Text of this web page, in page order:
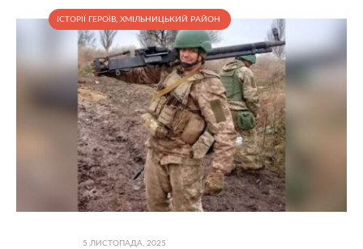
ІСТОРІЇ ГЕРОЇВ, ХМІЛЬНИЦЬКИЙ РАЙОН
5 ЛИСТОПАДА, 2025